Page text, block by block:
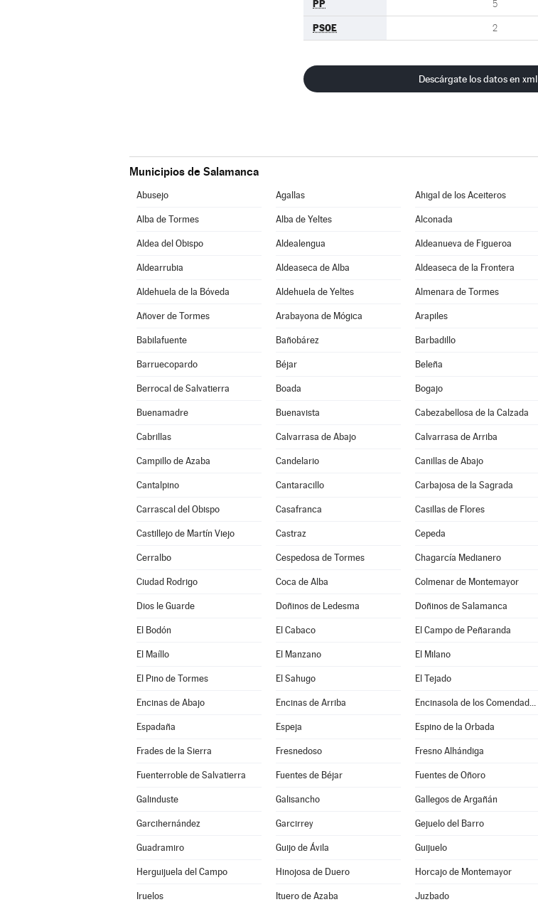
PP 5
PSOE 2
Descárgate los datos en xml
Municipios de Salamanca
Abusejo Agallas Ahigal de los Aceiteros
Alba de Tormes Alba de Yeltes Alconada
Aldea del Obispo Aldealengua Aldeanueva de Figueroa
Aldearrubia Aldeaseca de Alba Aldeaseca de la Frontera
Aldehuela de la Bóveda Aldehuela de Yeltes Almenara de Tormes
Añover de Tormes Arabayona de Mógica Arapiles
Babilafuente Bañobárez Barbadillo
Barruecopardo Béjar Beleña
Berrocal de Salvatierra Boada Bogajo
Buenamadre Buenavista Cabezabellosa de la Calzada
Cabrillas Calvarrasa de Abajo Calvarrasa de Arriba
Campillo de Azaba Candelario Canillas de Abajo
Cantalpino Cantaracillo Carbajosa de la Sagrada
Carrascal del Obispo Casafranca Casillas de Flores
Castillejo de Martín Viejo Castraz Cepeda
Cerralbo Cespedosa de Tormes Chagarcía Medianero
Ciudad Rodrigo Coca de Alba Colmenar de Montemayor
Dios le Guarde Doñinos de Ledesma Doñinos de Salamanca
El Bodón El Cabaco El Campo de Peñaranda
El Maíllo El Manzano El Milano
El Pino de Tormes El Sahugo El Tejado
Encinas de Abajo Encinas de Arriba Encinasola de los Comendadores
Espadaña Espeja Espino de la Orbada
Frades de la Sierra Fresnedoso Fresno Alhándiga
Fuenterroble de Salvatierra Fuentes de Béjar Fuentes de Oñoro
Galinduste Galisancho Gallegos de Argañán
Garcihernández Garcirrey Gejuelo del Barro
Guadramiro Guijo de Ávila Guijuelo
Herguijuela del Campo Hinojosa de Duero Horcajo de Montemayor
Iruelos Ituero de Azaba Juzbado